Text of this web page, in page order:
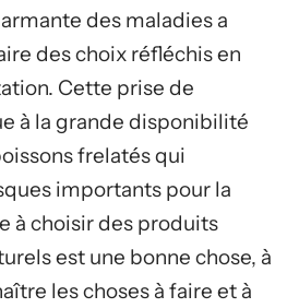
des maladies a
des choix réfléchis en
Cette prise de
à la grande disponibilité
frelatés qui
importants pour la
à choisir des produits
est une bonne chose, à
les choses à faire et à